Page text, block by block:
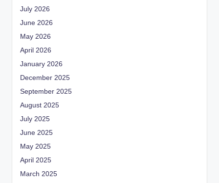
July 2026
June 2026
May 2026
April 2026
January 2026
December 2025
September 2025
August 2025
July 2025
June 2025
May 2025
April 2025
March 2025